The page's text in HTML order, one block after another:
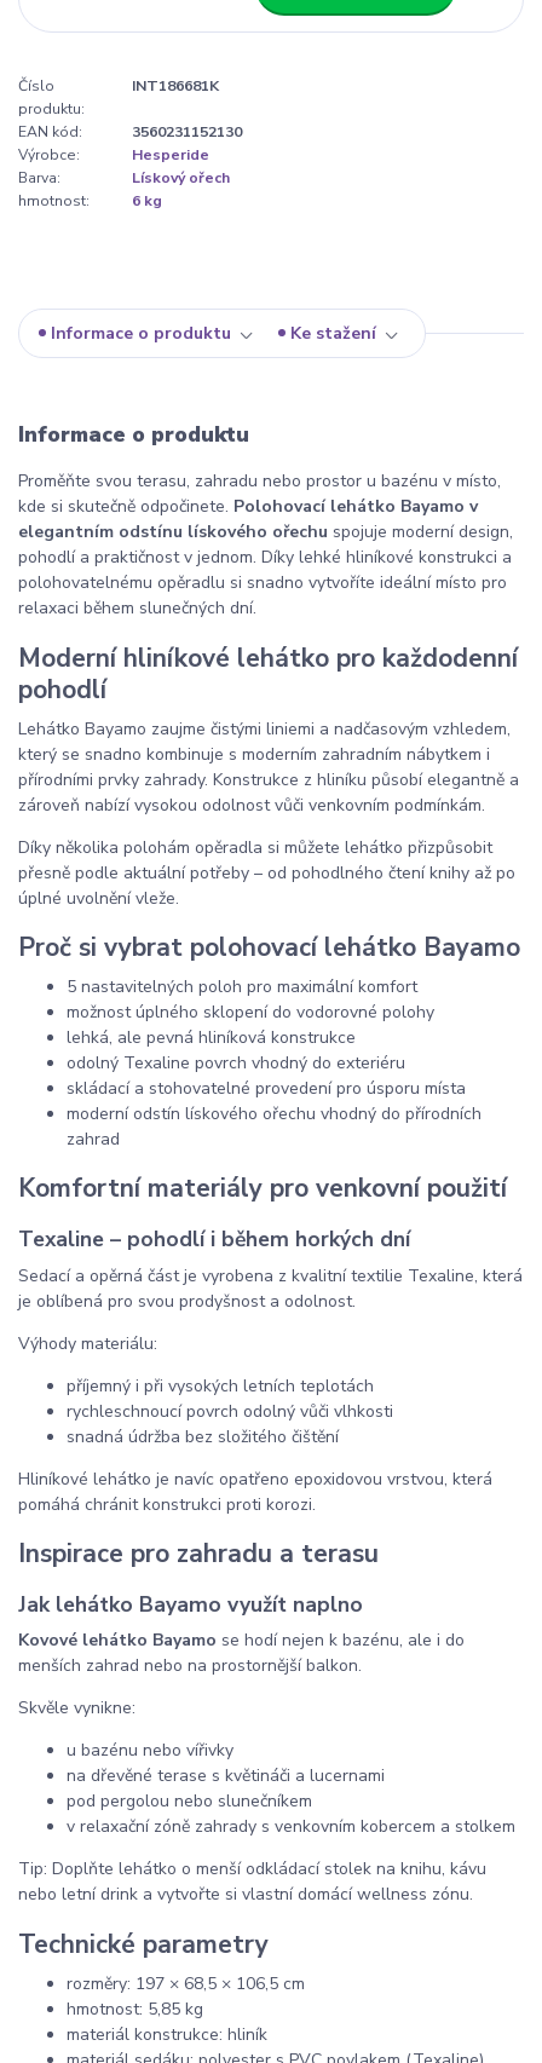
Číslo
produktu:
INT186681K
EAN kód:
3560231152130
Výrobce:
Hesperide
Barva:
Lískový ořech
hmotnost:
6 kg
Informace o produktu Ke stažení
Informace o produktu
Proměňte svou terasu, zahradu nebo prostor u bazénu v místo,
kde si skutečně odpočinete. Polohovací lehátko Bayamo v
elegantním odstínu lískového ořechu spojuje moderní design,
pohodlí a praktičnost v jednom. Díky lehké hliníkové konstrukci a
polohovatelnému opěradlu si snadno vytvoříte ideální místo pro
relaxaci během slunečných dní.
Moderní hliníkové lehátko pro každodenní
pohodlí
Lehátko Bayamo zaujme čistými liniemi a nadčasovým vzhledem,
který se snadno kombinuje s moderním zahradním nábytkem i
přírodními prvky zahrady. Konstrukce z hliníku působí elegantně a
zároveň nabízí vysokou odolnost vůči venkovním podmínkám.
Díky několika polohám opěradla si můžete lehátko přizpůsobit
přesně podle aktuální potřeby – od pohodlného čtení knihy až po
úplné uvolnění vleže.
Proč si vybrat polohovací lehátko Bayamo
5 nastavitelných poloh pro maximální komfort
možnost úplného sklopení do vodorovné polohy
lehká, ale pevná hliníková konstrukce
odolný Texaline povrch vhodný do exteriéru
skládací a stohovatelné provedení pro úsporu místa
moderní odstín lískového ořechu vhodný do přírodních
zahrad
Komfortní materiály pro venkovní použití
Texaline – pohodlí i během horkých dní
Sedací a opěrná část je vyrobena z kvalitní textilie Texaline, která
je oblíbená pro svou prodyšnost a odolnost.
Výhody materiálu:
příjemný i při vysokých letních teplotách
rychleschnoucí povrch odolný vůči vlhkosti
snadná údržba bez složitého čištění
Hliníkové lehátko je navíc opatřeno epoxidovou vrstvou, která
pomáhá chránit konstrukci proti korozi.
Inspirace pro zahradu a terasu
Jak lehátko Bayamo využít naplno
Kovové lehátko Bayamo se hodí nejen k bazénu, ale i do
menších zahrad nebo na prostornější balkon.
Skvěle vynikne:
u bazénu nebo vířivky
na dřevěné terase s květináči a lucernami
pod pergolou nebo slunečníkem
v relaxační zóně zahrady s venkovním kobercem a stolkem
Tip: Doplňte lehátko o menší odkládací stolek na knihu, kávu
nebo letní drink a vytvořte si vlastní domácí wellness zónu.
Technické parametry
rozměry: 197 × 68,5 × 106,5 cm
hmotnost: 5,85 kg
materiál konstrukce: hliník